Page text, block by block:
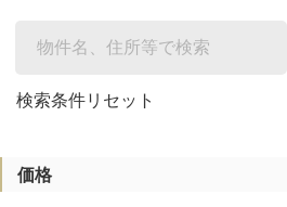
検索条件リセット
価格